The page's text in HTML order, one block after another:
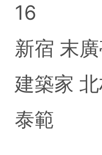
16
新宿 末
建築家
泰範